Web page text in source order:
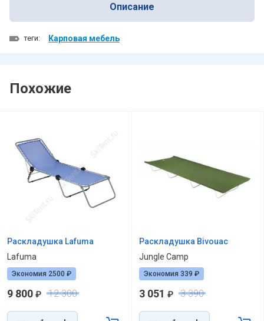
Описание
теги: Карповая мебель
Похожие
Раскладушка Lafuma
Lafuma
Экономия 2500 ₽
9 800 ₽ 12 300
Раскладушка Bivouac
Jungle Camp
Экономия 339 ₽
3 051 ₽ 3 390